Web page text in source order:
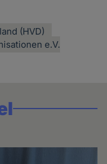
(HVD)
e.V.